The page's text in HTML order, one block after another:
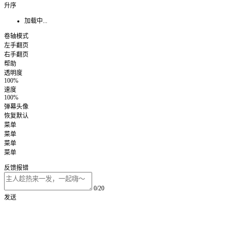
升序
加载中...
卷轴模式
左手翻页
右手翻页
帮助
透明度
100%
速度
100%
弹幕头像
恢复默认
菜单
菜单
菜单
菜单
反馈报错
0/20
发送